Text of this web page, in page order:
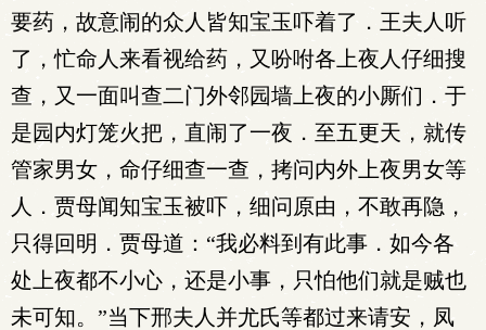
要药，故意闹的众人皆知宝玉吓着了．王夫人听
了，忙命人来看视给药，又吩咐各上夜人仔细搜
查，又一面叫查二门外邻园墙上夜的小厮们．于
是园内灯笼火把，直闹了一夜．至五更天，就传
管家男女，命仔细查一查，拷问内外上夜男女等
人．贾母闻知宝玉被吓，细问原由，不敢再隐，
只得回明．贾母道：“我必料到有此事．如今各
处上夜都不小心，还是小事，只怕他们就是贼也
未可知。”当下邢夫人并尤氏等都过来请安，凤